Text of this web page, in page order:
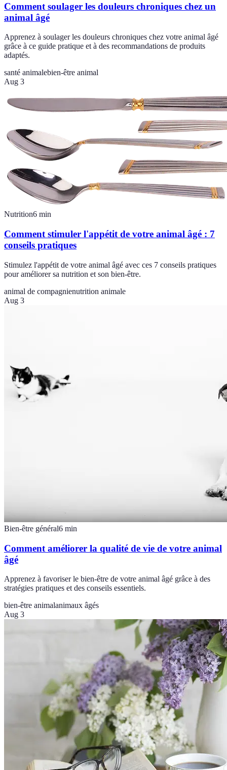
Comment soulager les douleurs chroniques chez un
animal âgé
Apprenez à soulager les douleurs chroniques chez votre animal âgé
grâce à ce guide pratique et à des recommandations de produits
adaptés.
santé animalebien-être animal
Aug 3
Nutrition6 min
Comment stimuler l'appétit de votre animal âgé : 7
conseils pratiques
Stimulez l'appétit de votre animal âgé avec ces 7 conseils pratiques
pour améliorer sa nutrition et son bien-être.
animal de compagnienutrition animale
Aug 3
Bien-être général6 min
Comment améliorer la qualité de vie de votre animal
âgé
Apprenez à favoriser le bien-être de votre animal âgé grâce à des
stratégies pratiques et des conseils essentiels.
bien-être animalanimaux âgés
Aug 3